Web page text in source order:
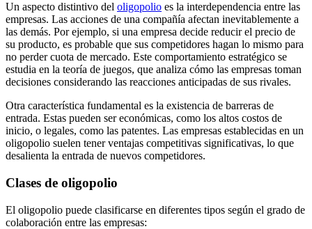
Un aspecto distintivo del oligopolio es la interdependencia entre las
empresas. Las acciones de una compañía afectan inevitablemente a
las demás. Por ejemplo, si una empresa decide reducir el precio de
su producto, es probable que sus competidores hagan lo mismo para
no perder cuota de mercado. Este comportamiento estratégico se
estudia en la teoría de juegos, que analiza cómo las empresas toman
decisiones considerando las reacciones anticipadas de sus rivales.
Otra característica fundamental es la existencia de barreras de
entrada. Estas pueden ser económicas, como los altos costos de
inicio, o legales, como las patentes. Las empresas establecidas en un
oligopolio suelen tener ventajas competitivas significativas, lo que
desalienta la entrada de nuevos competidores.
Clases de oligopolio
El oligopolio puede clasificarse en diferentes tipos según el grado de
colaboración entre las empresas: